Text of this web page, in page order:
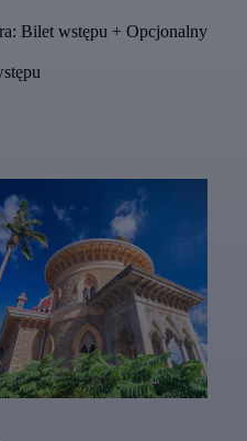
Bilet wstępu + Opcjonalny